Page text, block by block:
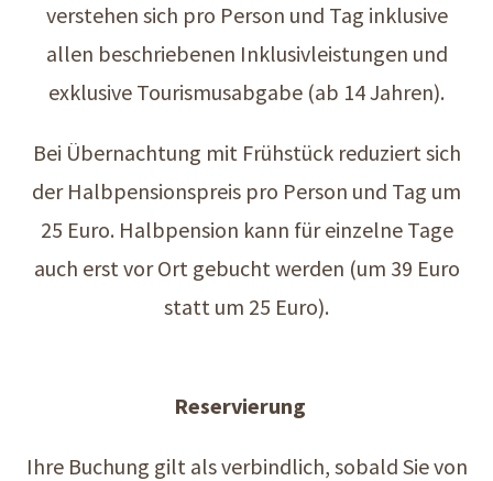
verstehen sich pro Person und Tag inklusive
allen beschriebenen Inklusivleistungen und
exklusive Tourismusabgabe (ab 14 Jahren).
Bei Übernachtung mit Frühstück reduziert sich
der Halbpensionspreis pro Person und Tag um
25 Euro. Halbpension kann für einzelne Tage
auch erst vor Ort gebucht werden (um 39 Euro
statt um 25 Euro).
Reservierung
Ihre Buchung gilt als verbindlich, sobald Sie von